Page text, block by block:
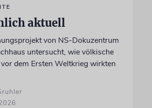
aktuell
von NS-Dokuzentrum
untersucht, wie völkische
vor dem Ersten Weltkrieg wirkten